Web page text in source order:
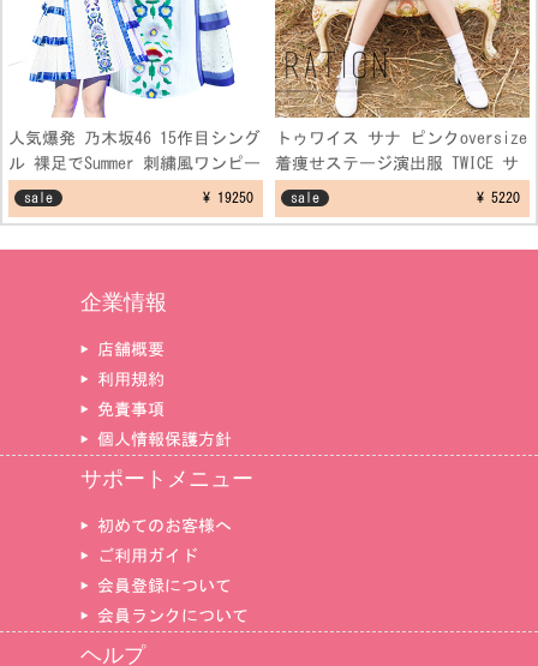
人気爆発 乃木坂46 15作目シング
ル 裸足でSummer 刺繍風ワンピー
スコスプレ衣装
sale ¥ 19250
トゥワイス サナ ピンクoversize
着痩せステージ演出服 TWICE サ
ナ セーター ダンス制服衣装
sale ¥ 5220
企業情報
▶ 店舗概要
▶ 利用規約
▶ 免責事項
▶ 個人情報保護方針
サポートメニュー
▶ 初めてのお客様へ
▶ ご利用ガイド
▶ 会員登録について
▶ 会員ランクについて
ヘルプ